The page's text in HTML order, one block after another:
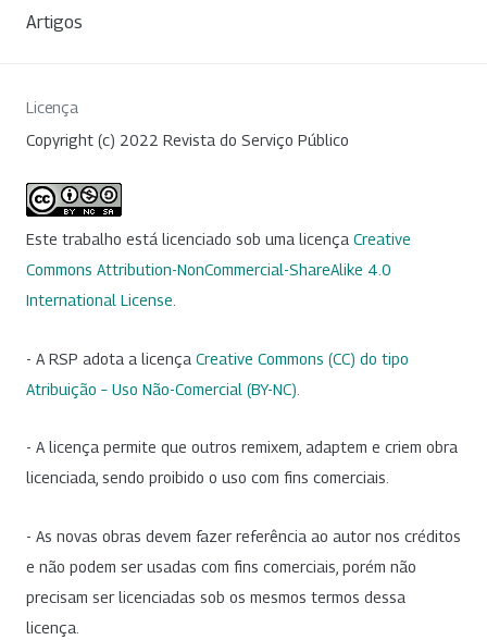
Artigos
Licença
Copyright (c) 2022 Revista do Serviço Público
Este trabalho está licenciado sob uma licença Creative
Commons Attribution-NonCommercial-ShareAlike 4.0
International License
- A RSP adota a licença Creative Commons (CC) do tipo
Atribuição – Uso Não-Comercial (BY-NC)
- A licença permite que outros remixem, adaptem e criem obra
licenciada, sendo proibido o uso com fins comerciais.
- As novas obras devem fazer referência ao autor nos créditos
e não podem ser usadas com fins comerciais, porém não
precisam ser licenciadas sob os mesmos termos dessa
licença.